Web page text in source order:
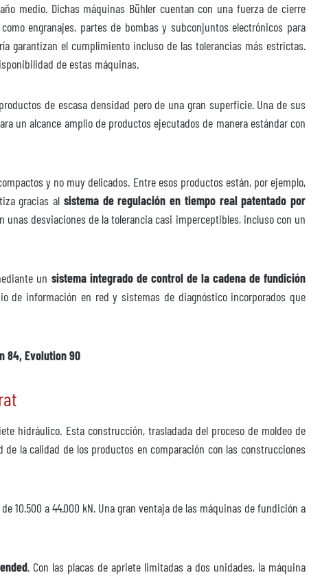
medio. Dichas máquinas Bühler cuentan con una fuerza de cierre
engranajes, partes de bombas y subconjuntos electrónicos para
garantizan el cumplimiento incluso de las tolerancias más estrictas.
de estas máquinas.
de escasa densidad pero de una gran superficie. Una de sus
un alcance amplio de productos ejecutados de manera estándar con
y no muy delicados. Entre esos productos están, por ejemplo,
gracias al sistema de regulación en tiempo real patentado por
desviaciones de la tolerancia casi imperceptibles, incluso con un
un sistema integrado de control de la cadena de fundición
de información en red y sistemas de diagnóstico incorporados que
84, Evolution 90
hidráulico. Esta construcción, trasladada del proceso de moldeo de
la calidad de los productos en comparación con las construcciones
10.500 a 44.000 kN. Una gran ventaja de las máquinas de fundición a
. Con las placas de apriete limitadas a dos unidades, la máquina